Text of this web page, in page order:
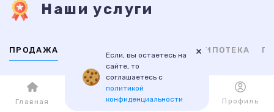
Наши услуги
ПРОДАЖА ИПОТЕКА
ВТОРИЧНАЯ НОВОСТРОЙКИ
1-комнатные
Если, вы остаетесь на
сайте, то
соглашаетесь с
политикой
конфиденциальности
×
Главная Каталог Избранное Профиль